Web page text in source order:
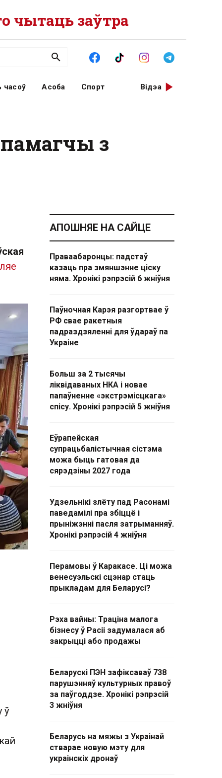
чытаць заўтра
часоў Асоба Спорт Відэа
з
ў
АПОШНЯЕ НА САЙЦЕ
Праваабаронцы: падстаў
казаць пра змяншэнне ціску
няма. Хронікі рэпрэсій 6 жніўня
Паўночная Карэя разгортвае ў
РФ свае ракетныя
падраздзяленні для ўдараў па
Украіне
Больш за 2 тысячы
ліквідаваных НКА і новае
папаўненне «экстрэмісцкага»
спісу. Хронікі рэпрэсій 5 жніўня
Еўрапейская
супрацьбалістычная сістэма
можа быць гатовая да
сярэдзіны 2027 года
Удзельнікі злёту пад Расонамі
паведамілі пра збіццё і
прыніжэнні пасля затрыманняў.
Хронікі рэпрэсій 4 жніўня
Перамовы ў Каракасе. Ці можа
венесуэльскі сцэнар стаць
прыкладам для Беларусі?
Рэха вайны: Траціна малога
бізнесу ў Расіі задумалася аб
закрыцці або продажы
Беларускі ПЭН зафіксаваў 738
парушэнняў культурных правоў
за паўгоддзе. Хронікі рэпрэсій
3 жніўня
Беларусь на мяжы з Украінай
стварае новую мэту для
украінскіх дронаў